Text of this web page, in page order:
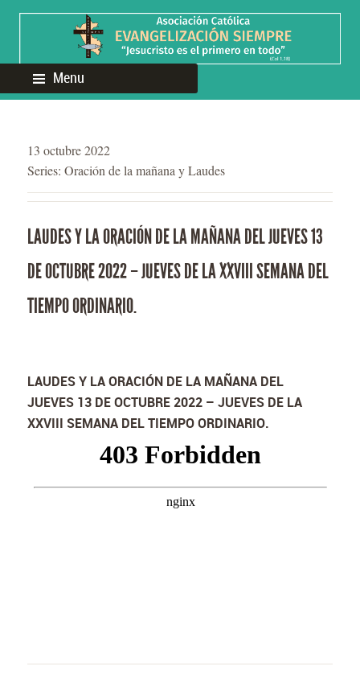
Menu
13 octubre 2022
Series: Oración de la mañana y Laudes
LAUDES Y LA ORACIÓN DE LA MAÑANA DEL JUEVES 13
DE OCTUBRE 2022 – JUEVES DE LA XXVIII SEMANA DEL
TIEMPO ORDINARIO.
LAUDES Y LA ORACIÓN DE LA MAÑANA DEL
JUEVES 13 DE OCTUBRE 2022 – JUEVES DE LA
XXVIII SEMANA DEL TIEMPO ORDINARIO.